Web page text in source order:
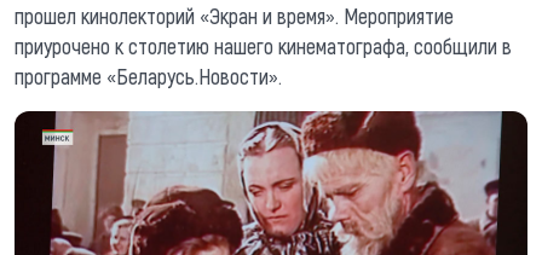
прошел кинолекторий «Экран и время». Мероприятие
приурочено к столетию нашего кинематографа, сообщили в
программе «Беларусь.Новости».